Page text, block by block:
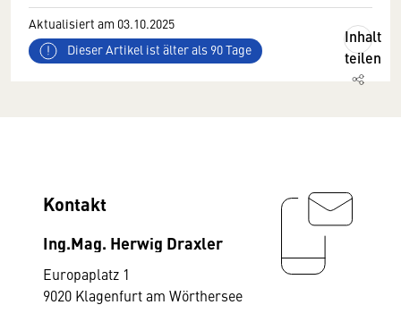
Aktualisiert am 03.10.2025
Dieser Artikel ist älter als 90 Tage
Inhalt
teilen
Kontakt
Ing.Mag. Herwig Draxler
Europaplatz 1
9020 Klagenfurt am Wörthersee